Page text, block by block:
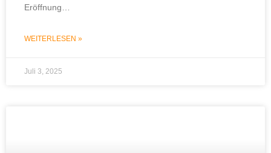
Eröffnung…
WEITERLESEN »
Juli 3, 2025